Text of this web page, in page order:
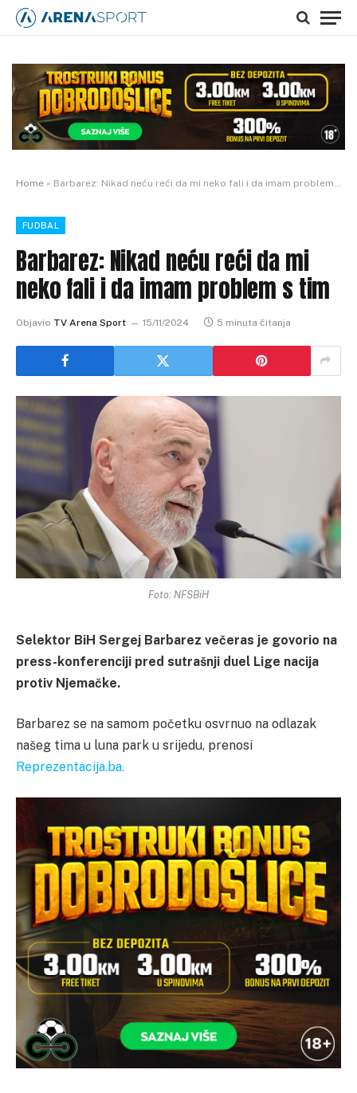
Home » Barbarez: Nikad neću reći da mi neko fali i da imam problem s tim
FUDBAL
Barbarez: Nikad neću reći da mi
neko fali i da imam problem s tim
Objavio TV Arena Sport 15/11/2024 5 minuta čitanja
Foto: NFSBiH
Selektor BiH Sergej Barbarez večeras je govorio na
press-konferenciji pred sutrašnji duel Lige nacija
protiv Njemačke.
Barbarez se na samom početku osvrnuo na odlazak
našeg tima u luna park u srijedu, prenosi
Reprezentacija.ba.